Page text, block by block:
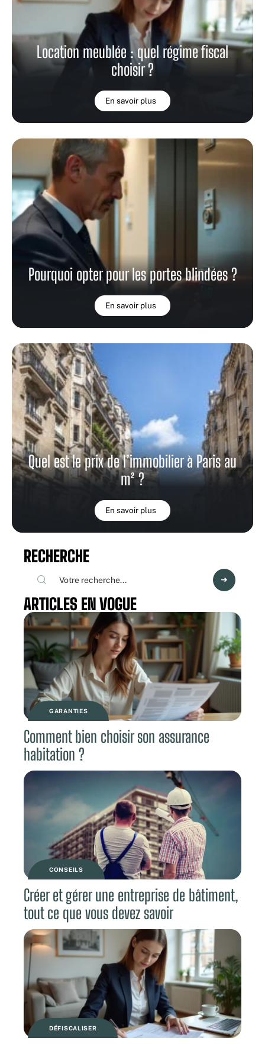
Location meublée : quel régime fiscal
choisir ?
En savoir plus
Pourquoi opter pour les portes blindées ?
En savoir plus
Quel est le prix de l’immobilier à Paris au
m² ?
En savoir plus
RECHERCHE
ARTICLES EN VOGUE
GARANTIES
Comment bien choisir son assurance
habitation ?
CONSEILS
Créer et gérer une entreprise de bâtiment,
tout ce que vous devez savoir
DÉFISCALISER